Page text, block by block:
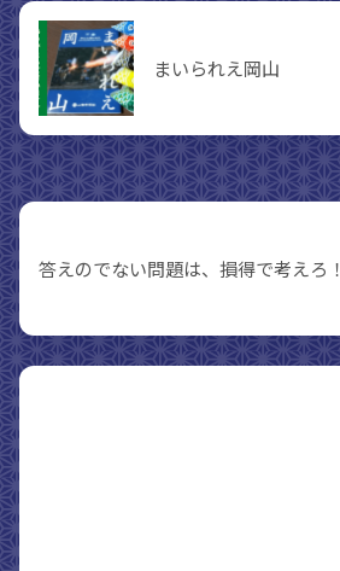
まいられえ岡山
答えのでない問題は、損得で考えろ！